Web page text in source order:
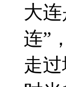
大
连”
走